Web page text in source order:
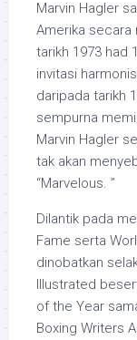
Marvin Hagler
Amerika secara
tarikh 1973 had
invitasi
daripada tarikh
sempurna
Marvin Hagler
tak akan
“Marvelous. ”
Dilantik pada
Fame serta
dinobatkan
Illustrated
of the Year
Boxing Writers